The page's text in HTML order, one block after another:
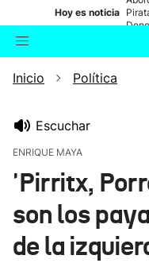
Hoy es noticia
Buscador
Inicio Política
Escuchar
ENRIQUE MAYA
'Pirritx,
son los
de la